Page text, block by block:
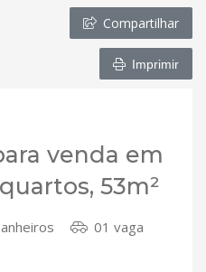
Compartilhar
Imprimir
venda em
53m²
01 vaga